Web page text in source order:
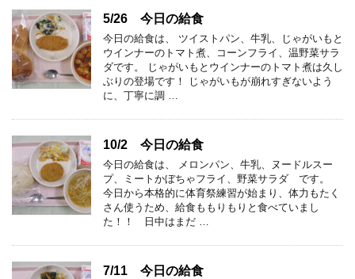
5/26 今日の給食
今日の給食は、 ツイストパン、牛乳、じゃがいもと
ウインナーのトマト煮、コーンフライ、温野菜サラ
ダです。 じゃがいもとウインナーのトマト煮は久し
ぶりの登場です！ じゃがいもが崩れすぎないよう
に、丁寧に調 …
10/2 今日の給食
今日の給食は、 メロンパン、牛乳、ヌードルスー
プ、ミートかぼちゃフライ、野菜サラダ です。
今日から本格的に体育祭練習が始まり、体力もたく
さん使うため、給食ももりもりと食べていまし
た！！ 日中はまだ …
7/11 今日の給食